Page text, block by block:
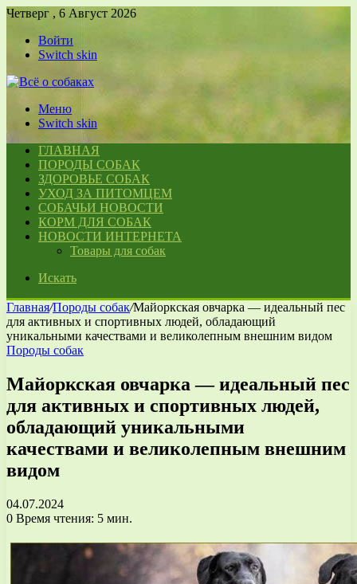
Четверг , 6 Август 2026
Войти
Switch skin
Меню
Switch skin
ГЛАВНАЯ
ПОРОДЫ СОБАК
ЗДОРОВЬЕ СОБАК
УХОД ЗА ПИТОМЦЕМ
СОБАЧЬИ НОВОСТИ
КОРМ ДЛЯ СОБАК
НОВОСТИ ИНТЕРНЕТА
Товары для собак
Искать
Главная/Породы собак/Майоркская овчарка — идеальный пес
для активных и спортивных людей, обладающий
уникальными качествами и великолепным внешним видом
Породы собак
Майоркская овчарка — идеальный пес
для активных и спортивных людей,
обладающий уникальными
качествами и великолепным внешним
видом
04.07.2024
0 Время чтения: 5 мин.